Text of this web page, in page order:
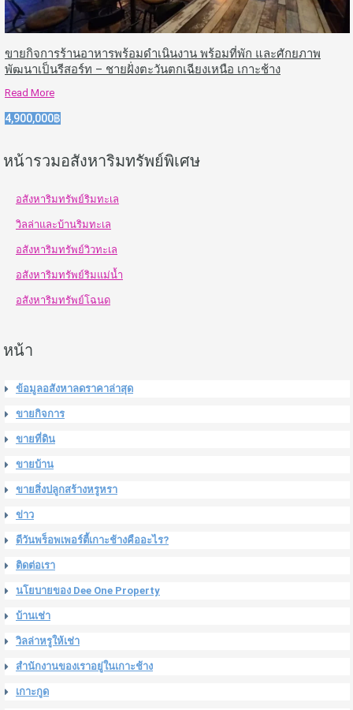
ขายกิจการร้านอาหารพร้อมดำเนินงาน พร้อมที่พัก และศักยภาพ
พัฒนาเป็นรีสอร์ท – ชายฝั่งตะวันตกเฉียงเหนือ เกาะช้าง
Read More
4,900,000฿
หน้ารวมอสังหาริมทรัพย์พิเศษ
อสังหาริมทรัพย์ริมทะเล
วิลล่าและบ้านริมทะเล
อสังหาริมทรัพย์วิวทะเล
อสังหาริมทรัพย์ริมแม่น้ำ
อสังหาริมทรัพย์โฉนด
หน้า
ข้อมูลอสังหาลดราคาล่าสุด
ขายกิจการ
ขายที่ดิน
ขายบ้าน
ขายสิ่งปลูกสร้างหรูหรา
ข่าว
ดีวันพร็อพเพอร์ตี้เกาะช้างคืออะไร?
ติดต่อเรา
นโยบายของ Dee One Property
บ้านเช่า
วิลล่าหรูให้เช่า
สำนักงานของเราอยู่ในเกาะช้าง
เกาะกูด